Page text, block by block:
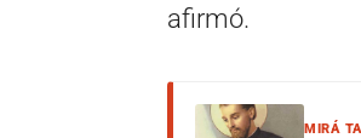
afirmó.
MIRÁ